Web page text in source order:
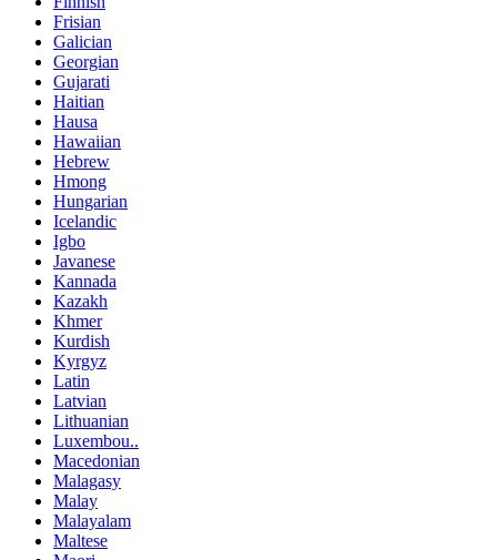
Frisian
Galician
Georgian
Gujarati
Haitian
Hausa
Hawaiian
Hebrew
Hmong
Hungarian
Icelandic
Igbo
Javanese
Kannada
Kazakh
Khmer
Kurdish
Kyrgyz
Latin
Latvian
Lithuanian
Luxembou..
Macedonian
Malagasy
Malay
Malayalam
Maltese